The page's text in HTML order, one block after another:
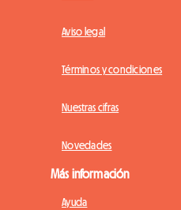
Aviso legal
Términos y condiciones
Nuestras cifras
Novedades
Más información
Ayuda